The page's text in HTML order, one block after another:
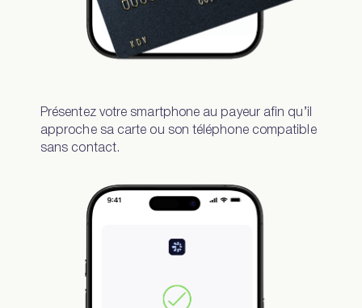
Présentez votre smartphone au payeur afin qu’il
approche sa carte ou son téléphone compatible
sans contact.